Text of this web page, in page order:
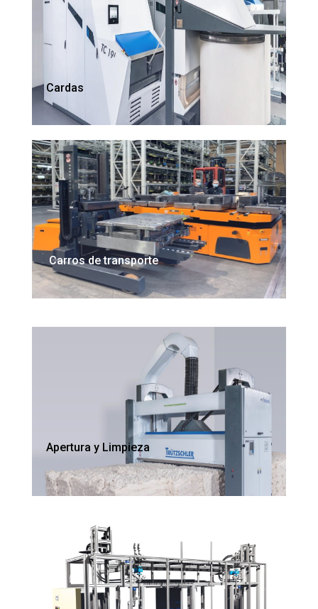
Cardas
Carros de transporte
Apertura y Limpieza